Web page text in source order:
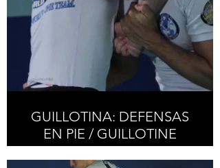
GUILLOTINA: DEFENSAS
EN PIE / GUILLOTINE
DEFENSES STANDING